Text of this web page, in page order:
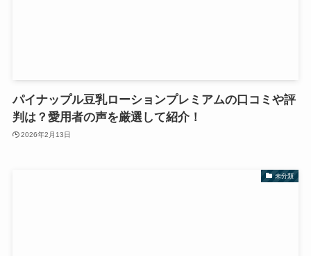
パイナップル豆乳ローションプレミアムの口コミや評
判は？愛用者の声を厳選して紹介！
2026年2月13日
未分類